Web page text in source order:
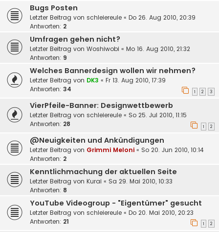
Bugs Posten
Letzter Beitrag von schleiereule « Do 26. Aug 2010, 20:39
Antworten: 2
Umfragen gehen nicht?
Letzter Beitrag von Woshiwobi « Mo 16. Aug 2010, 21:32
Antworten: 9
Welches Bannerdesign wollen wir nehmen?
Letzter Beitrag von DK3 « Fr 13. Aug 2010, 17:39
Antworten: 34 1 2 3
VierPfeile-Banner: Designwettbewerb
Letzter Beitrag von schleiereule « So 25. Jul 2010, 11:15
Antworten: 28 1 2
@Neuigkeiten und Ankündigungen
Letzter Beitrag von Grimmi Meloni « So 20. Jun 2010, 10:14
Antworten: 2
Kenntlichmachung der aktuellen Seite
Letzter Beitrag von Kurai « Sa 29. Mai 2010, 10:33
Antworten: 8
YouTube Videogroup - "Eigentümer" gesucht
Letzter Beitrag von schleiereule « Do 20. Mai 2010, 20:23
Antworten: 21 1 2